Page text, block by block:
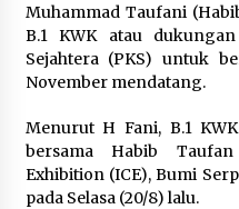
Muhammad Taufani
B.1 KWK atau
Sejahtera (PKS) untuk
November mendatang.
Menurut H Fani, B.1
bersama Habib
Exhibition (ICE), Bumi
pada Selasa (20/8) lalu.